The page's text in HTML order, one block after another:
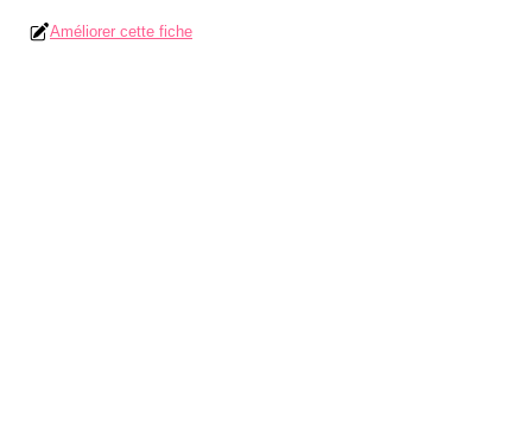
Améliorer cette fiche